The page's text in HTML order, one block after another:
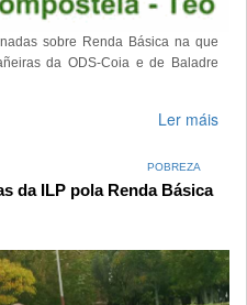
sobre Renda Básica na que
da ODS-Coia e de Baladre
Ler máis
POBREZA
da ILP pola Renda Básica